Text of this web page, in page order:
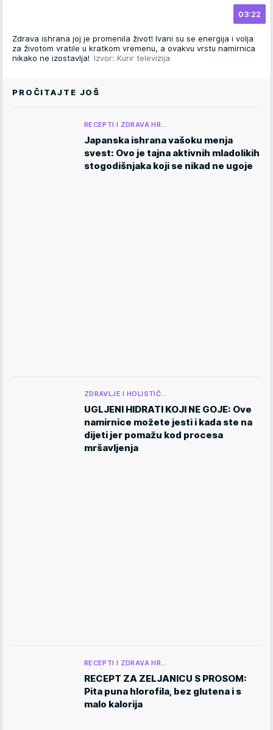
03:22
Zdrava ishrana joj je promenila život! Ivani su se energija i volja
za životom vratile u kratkom vremenu, a ovakvu vrstu namirnica
nikako ne izostavlja! Izvor: Kurir televizija
PROČITAJTE JOŠ
RECEPTI I ZDRAVA HR…
Japanska ishrana vašoku menja
svest: Ovo je tajna aktivnih mladolikih
stogodišnjaka koji se nikad ne ugoje
ZDRAVLJE I HOLISTIČ…
UGLJENI HIDRATI KOJI NE GOJE: Ove
namirnice možete jesti i kada ste na
dijeti jer pomažu kod procesa
mršavljenja
RECEPTI I ZDRAVA HR…
RECEPT ZA ZELJANICU S PROSOM:
Pita puna hlorofila, bez glutena i s
malo kalorija